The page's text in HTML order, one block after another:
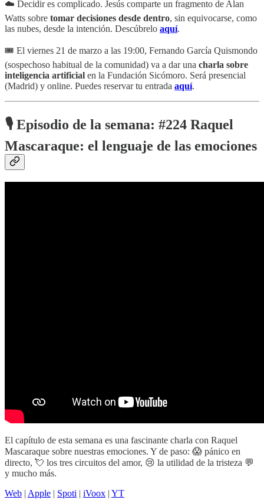
☁️ Decidir es complicado. Jesús comparte un fragmento de Alan
Watts sobre tomar decisiones desde dentro, sin equivocarse, como
las nubes, desde la intención. Descúbrelo aquí.
🎟️ El viernes 21 de marzo a las 19:00, Fernando García Quismondo
(sospechoso habitual de la comunidad) va a dar una charla sobre
inteligencia artificial en la Fundación Sicómoro. Será presencial
(Madrid) y online. Puedes reservar tu entrada aquí.
🎙️ Episodio de la semana: #224 Raquel
Mascaraque: el lenguaje de las emociones
El capítulo de esta semana es una fascinante charla con Raquel
Mascaraque sobre nuestras emociones. Y de paso: 😱 pánico en
directo, 💘 los tres circuitos del amor, 😢 la utilidad de la tristeza 💬
y mucho más.
Web | Apple | Spoti | iVoox | YT